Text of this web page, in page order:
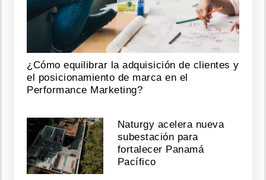
¿Cómo equilibrar la adquisición de clientes y
el posicionamiento de marca en el
Performance Marketing?
Naturgy acelera nueva
subestación para
fortalecer Panamá
Pacífico